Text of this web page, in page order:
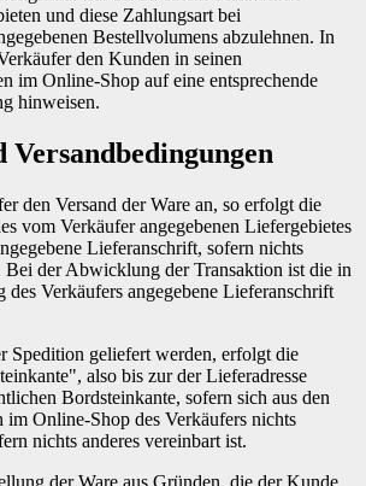
und diese Zahlungsart bei
Bestellvolumens abzulehnen. In
den Kunden in seinen
im Online-Shop auf eine entsprechende
hinweisen.
Versandbedingungen
den Versand der Ware an, so erfolgt die
vom Verkäufer angegebenen Liefergebietes
Lieferanschrift, sofern nichts
Bei der Abwicklung der Transaktion ist die in
Verkäufers angegebene Lieferanschrift
Spedition geliefert werden, erfolgt die
also bis zur der Lieferadresse
Bordsteinkante, sofern sich aus den
im Online-Shop des Verkäufers nichts
nichts anderes vereinbart ist.
der Ware aus Gründen, die der Kunde